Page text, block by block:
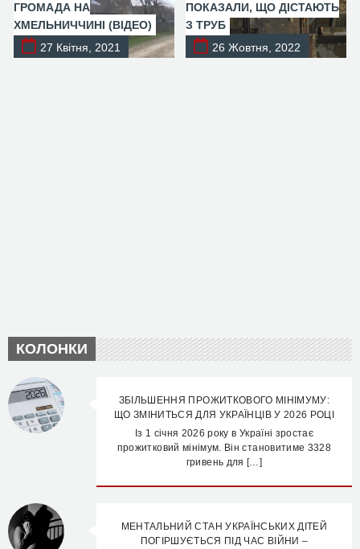
ГРОМАДА НА
ХМЕЛЬНИЧЧИНІ (ВІДЕО)
27 Квітня, 2021
ПОКАЗАЛИ, ЩО ДІСТАЮТЬ
З ТРУБ
26 Жовтня, 2022
КОЛОНКИ
ЗБІЛЬШЕННЯ ПРОЖИТКОВОГО МІНІМУМУ:
ЩО ЗМІНИТЬСЯ ДЛЯ УКРАЇНЦІВ У 2026 РОЦІ
Із 1 січня 2026 року в Україні зростає
прожитковий мінімум. Він становитиме 3328
гривень для […]
МЕНТАЛЬНИЙ СТАН УКРАЇНСЬКИХ ДІТЕЙ
ПОГІРШУЄТЬСЯ ПІД ЧАС ВІЙНИ –